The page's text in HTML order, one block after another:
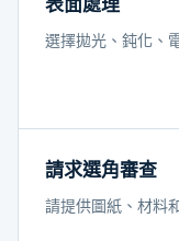
選擇拋光、鈍化、
請求選角審查
請提供圖紙、材料